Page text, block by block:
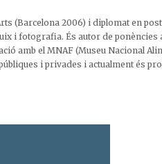
(Barcelona 2006) i diplomat en
i fotografia. És autor de
amb el MNAF (Museu Nacional
i privades i actualment és